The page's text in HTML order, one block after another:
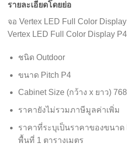
฿
รายละเอียดโดยย่อ
จอ Vertex LED Full Color
Vertex LED Full Color Display
ชนิด Outdoor
ขนาด Pitch P4
Cabinet Size (กว้าง x ยาว)
ราคายังไม่รวมภาษีมูลค่าเพิ่ม
ราคาที่ระบุเป็นราคาของขนาด
พื้นที่ 1 ตารางเมตร